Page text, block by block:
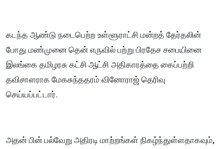
கடந்த ஆண்டு நடைபெற்ற உள்ளூராட்சி மன்றத் தேர்தலின்
போது மண்முனை தென் எருவில் பற்று பிரதேச சபையினை
இலங்கை தமிழரசு கட்சி ஆட்சி அதிகாரத்தை கைப்பற்றி
தவிசாளராக மேகசுந்ததரம் வினோராஜ் தெரிவு
செய்யப்பட்டார்.
அதன் பின் பல்வேறு அதிரடி மாற்றங்கள் நிகழ்ந்துள்ளதாகவும்,